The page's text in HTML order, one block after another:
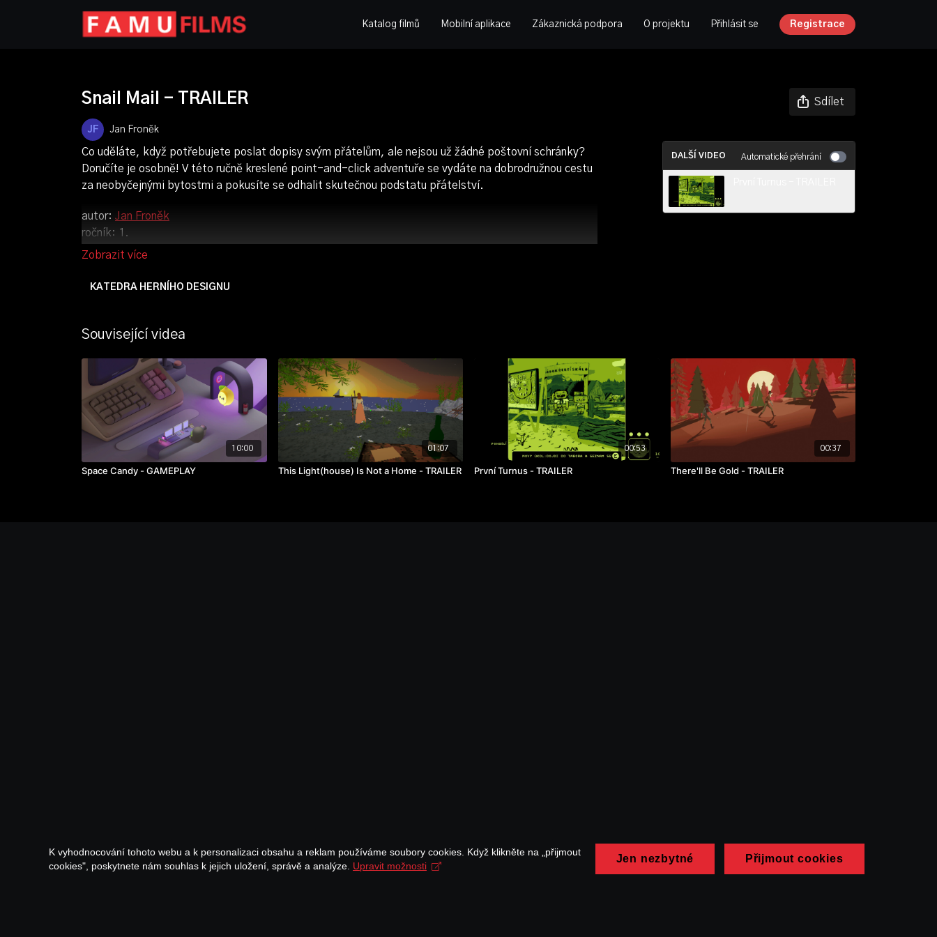
Katalog filmů Mobilní aplikace Zákaznická podpora O projektu Přihlásit se Registrace
Snail Mail - TRAILER Sdílet
Jan Froněk
Co uděláte, když potřebujete poslat dopisy svým přátelům, ale nejsou už žádné poštovní schránky?
Doručíte je osobně! V této ručně kreslené point-and-click adventuře se vydáte na dobrodružnou cestu
za neobyčejnými bytostmi a pokusíte se odhalit skutečnou podstatu přátelství.
autor: Jan Froněk
ročník: 1.
rok výroby: 2023
KATEDRA HERNÍHO DESIGNU
DALŠÍ VIDEO Automatické přehrání
Související videa
10:00
Space Candy - GAMEPLAY
01:07
This Light(house) Is Not a Home - TRAILER
00:53
První Turnus - TRAILER
00:37
There'll Be Gold - TRAILER
K vyhodnocování tohoto webu a k personalizaci obsahu a reklam používáme soubory cookies. Když klikněte na „přijmout
cookies", poskytnete nám souhlas k jejich uložení, správě a analýze. Upravit možnosti
Jen nezbytné Přijmout cookies